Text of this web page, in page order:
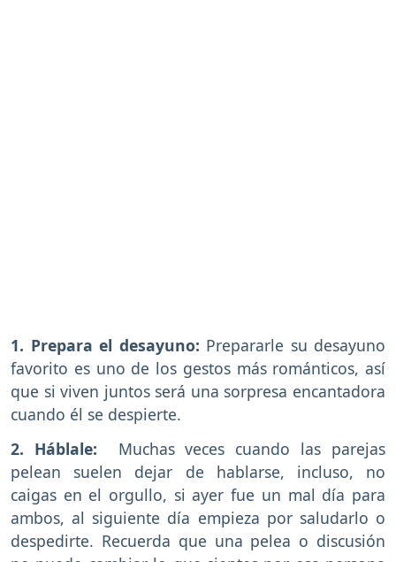
1. Prepara el desayuno: Prepararle su desayuno
favorito es uno de los gestos más románticos, así
que si viven juntos será una sorpresa encantadora
cuando él se despierte.
2. Háblale:
Muchas veces cuando las parejas
pelean suelen dejar de hablarse, incluso, no
caigas en el orgullo, si ayer fue un mal día para
ambos, al siguiente día empieza por saludarlo o
despedirte. Recuerda que una pelea o discusión